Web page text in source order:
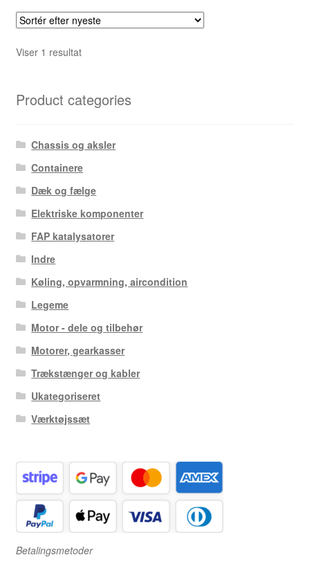
Viser 1 resultat
Product categories
Chassis og aksler
Containere
Dæk og fælge
Elektriske komponenter
FAP katalysatorer
Indre
Køling, opvarmning, aircondition
Legeme
Motor - dele og tilbehør
Motorer, gearkasser
Trækstænger og kabler
Ukategoriseret
Værktøjssæt
Betalingsmetoder